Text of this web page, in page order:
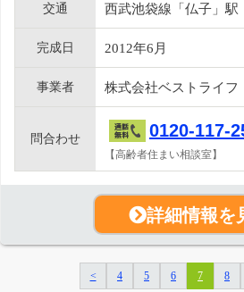
交通 西武池袋線「仏子」駅
完成日 2012年6月
事業者 株式会社ベストライフ
問合わせ 0120-117-
【高齢者住まい相談室】
詳細情報を
< 4 5 6 7 8